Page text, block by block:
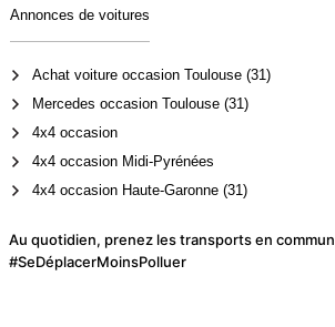
Annonces de voitures
Achat voiture occasion Toulouse (31)
Mercedes occasion Toulouse (31)
4x4 occasion
4x4 occasion Midi-Pyrénées
4x4 occasion Haute-Garonne (31)
Au quotidien, prenez les transports en commun
#SeDéplacerMoinsPolluer